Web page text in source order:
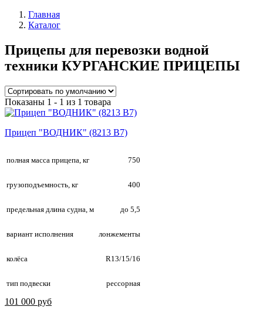
Главная
Каталог
Прицепы для перевозки водной
техники КУРГАНСКИЕ ПРИЦЕПЫ
Показаны 1 - 1 из 1 товара
Прицеп "ВОДНИК" (8213 В7)
полная масса прицепа, кг 750
грузоподъемность, кг 400
предельная длина судна, м до 5,5
вариант исполнения лонжементы
колёса R13/15/16
тип подвески рессорная
101 000 руб